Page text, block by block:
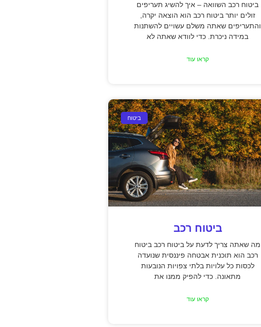
ביטוח רכב השוואה – איך להשיג תעריפים
זולים יותר ביטוח רכב הוא הוצאה יקרה,
והתעריפים שאתה משלם עשויים להשתנות
במידה ניכרת. כדי לוודא שאתה לא
קראו עוד
ביטוח
ביטוח רכב
מה שאתה צריך לדעת על ביטוח רכב ביטוח
רכב הוא תוכנית אבטחה פיננסית שנועדה
לכסות כל עלויות בלתי צפויות הנובעות
מתאונה. כדי להפיק ממנו את
קראו עוד